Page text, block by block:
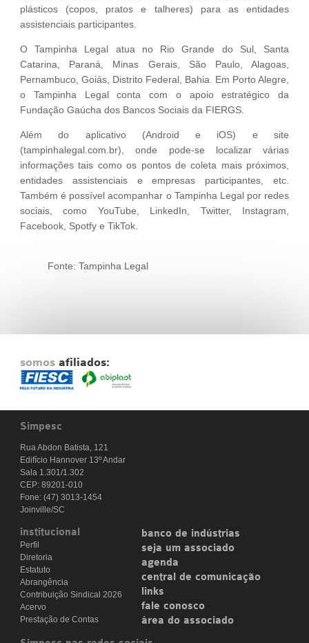
plásticos (copos, pratos e talheres) para as entidades
assistenciais participantes.
O Tampinha Legal atua no Rio Grande do Sul, Santa
Catarina, Paraná, Minas Gerais, São Paulo, Alagoas,
Pernambuco, Goiás, Distrito Federal, Bahia. Em Porto Alegre,
o Tampinha Legal conta com o apoio estratégico da
Fundação Gaúcha dos Bancos Sociais da FIERGS.
Além do aplicativo (Android e iOS) e site
(tampinhalegal.com.br), onde pode-se localizar várias
informações tais como os pontos de coleta mais próximos,
entidades assistenciais e empresas participantes, etc.
Também é possível acompanhar o Tampinha Legal por redes
sociais, como YouTube, LinkedIn, Twitter, Instagram,
Facebook, Spotfy e TikTok.
Fonte: Tampinha Legal
somos afiliados:
Simpesc
Rua Abdon Batista, 121
Edifício Hannover 13º Andar
Sala 1.301/1.302
CEP: 89201-010
Fone: (47) 3013-1454
Joinville/SC
institucional
Perfil
Diretoria
Estatuto
Abrangência
Contribuição Sindical 2026
Acervo
Prestação de Contas
banco de indústrias
seja um associado
agenda
central de comunicação
links
fale conosco
área do associado